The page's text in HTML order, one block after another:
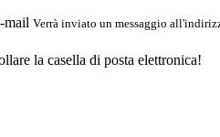
mail Verrà inviato un messaggio
la casella di posta elettronica!